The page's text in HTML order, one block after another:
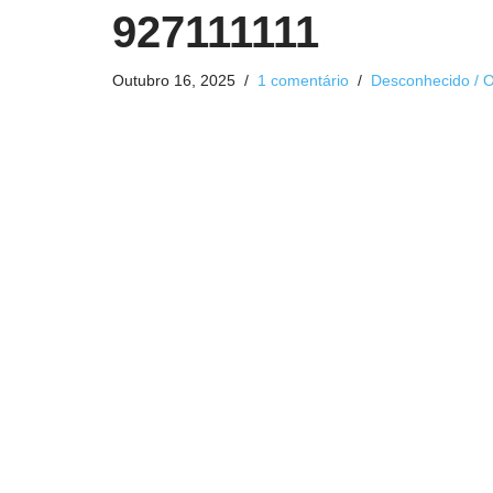
927111111
Outubro 16, 2025 1 comentário Desconhecido /